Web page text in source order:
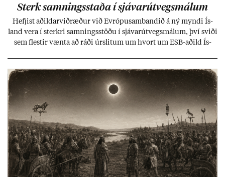
Sterk samn­ings­staða í sjáv­ar­út­vegs­mál­um
Hefj­ist að­ild­ar­við­ræð­ur við Evr­ópu­sam­band­ið á ný myndi Ís­
land vera í sterkri samn­ings­stöðu í sjáv­ar­út­vegs­mál­um, því sviði
sem flest­ir vænta að ráði úr­slit­um um hvort um ESB-að­ild Ís­
kerfi, en sveigj­an­leiki til lausna er um­tals­verð­ur.